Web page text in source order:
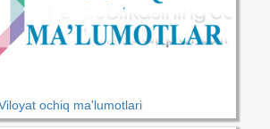
ochiq ma'lumotlari